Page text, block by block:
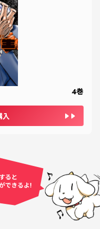
4巻
入
ると
できるよ!